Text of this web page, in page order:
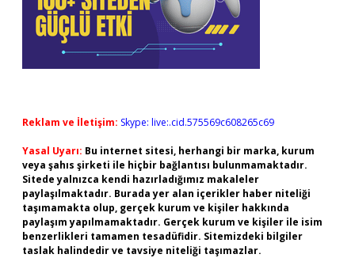
Reklam ve İletişim: Skype: live:.cid.575569c608265c69
Yasal Uyarı: Bu internet sitesi, herhangi bir marka, kurum
veya şahıs şirketi ile hiçbir bağlantısı bulunmamaktadır.
Sitede yalnızca kendi hazırladığımız makaleler
paylaşılmaktadır. Burada yer alan içerikler haber niteliği
taşımamakta olup, gerçek kurum ve kişiler hakkında
paylaşım yapılmamaktadır. Gerçek kurum ve kişiler ile isim
benzerlikleri tamamen tesadüfidir. Sitemizdeki bilgiler
taslak halindedir ve tavsiye niteliği taşımazlar.